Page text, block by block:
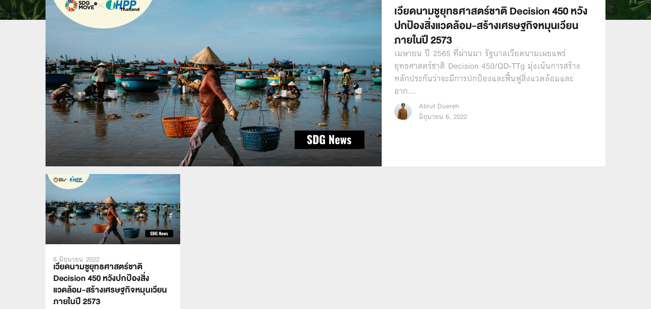
เวียดนามชูยุทธศาสตร์ชาติ Decision 450 หวัง
ปกป้องสิ่งแวดล้อม-สร้างเศรษฐกิจหมุนเวียน
ภายในปี 2573
เมษายน ปี 2565 ที่ผ่านมา รัฐบาลเวียดนามเผยแพร่
ยุทธศาสตร์ชาติ Decision 450/QD-TTg มุ่งเน้นการสร้าง
หลักประกันว่าจะมีการปกป้องและฟื้นฟูสิ่งแวดล้อมและ
อาก…
Atirut Duereh
มิถุนายน 6, 2022
6 มิถุนายน 2022
เวียดนามชูยุทธศาสตร์ชาติ
Decision 450 หวังปกป้องสิ่ง
แวดล้อม-สร้างเศรษฐกิจหมุนเวียน
ภายในปี 2573